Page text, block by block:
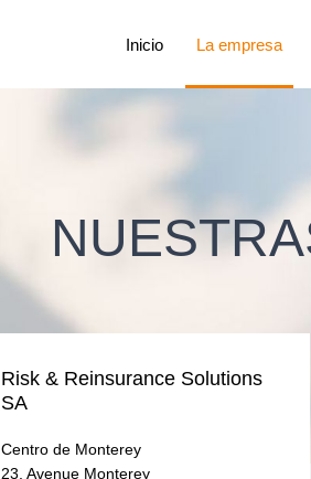
Inicio La empresa
Risk & Reinsurance Solutions
SA
Centro de Monterey
23, Avenue Monterey